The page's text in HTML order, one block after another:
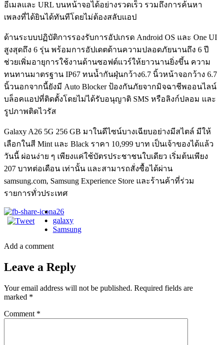
อีเมลและ URL บนหน้าจอได้อย่างรวดเร็ว รวมถึงการค้นหา
เพลงที่ได้ยินได้ทันทีโดยไม่ต้องสลับแอป
ด้านระบบปฏิบัติการรองรับการอัปเกรด Android OS และ One UI
สูงสุดถึง 6 รุ่น พร้อมการอัปเดตด้านความปลอดภัยนานถึง 6 ปี
ช่วยเพิ่มอายุการใช้งานด้านซอฟต์แวร์ให้ยาวนานยิ่งขึ้น ความ
ทนทานมาตรฐาน IP67 ทนน้ำกันฝุ่นกว้าง6.7 นิ้วหน้าจอกว้าง 6.7
นิ้วนอกจากนี้ยังมี Auto Blocker ป้องกันภัยจากมิจฉาชีพออนไลน์
บล็อคแอปที่ติดตั้งโดยไม่ได้รับอนุญาติ SMS หรือลิงก์ปลอม และ
รูปภาพติดไวรัส
Galaxy A26 5G 256 GB มาในดีไซน์บางเฉียบอย่างมีสไตล์ มีให้
เลือกในสี Mint และ Black ราคา 10,999 บาท เป็นเจ้าของได้แล้ว
วันนี้ ผ่อนง่าย ๆ เพียงแค่ใช้บัตรประชาชนใบเดียว เริ่มต้นเพียง
207 บาทต่อเดือน เท่านั้น และสามารถสั่งซื้อได้ผ่าน
samsung.com, Samsung Experience Store และร้านค้าที่ร่วม
รายการทั่วประเทศ
a26
galaxy
Samsung
Add a comment
Leave a Reply
Your email address will not be published. Required fields are
marked *
Comment *